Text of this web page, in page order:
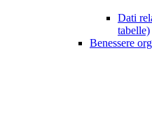
Dati
tabelle)
Benessere